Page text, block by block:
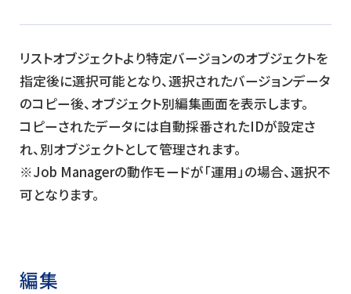
リストオブジェクトより特定バージョンのオブジェクトを
指定後に選択可能となり、選択されたバージョンデータ
のコピー後、オブジェクト別編集画面を表示します。
コピーされたデータには自動採番されたIDが設定さ
れ、別オブジェクトとして管理されます。
※Job Managerの動作モードが「運用」の場合、選択不
可となります。
編集